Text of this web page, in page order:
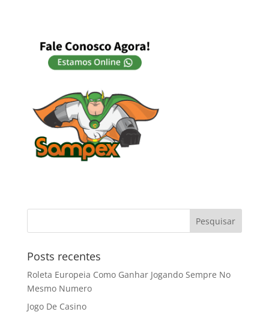
Posts recentes
Roleta Europeia Como Ganhar Jogando Sempre No
Mesmo Numero
Jogo De Casino